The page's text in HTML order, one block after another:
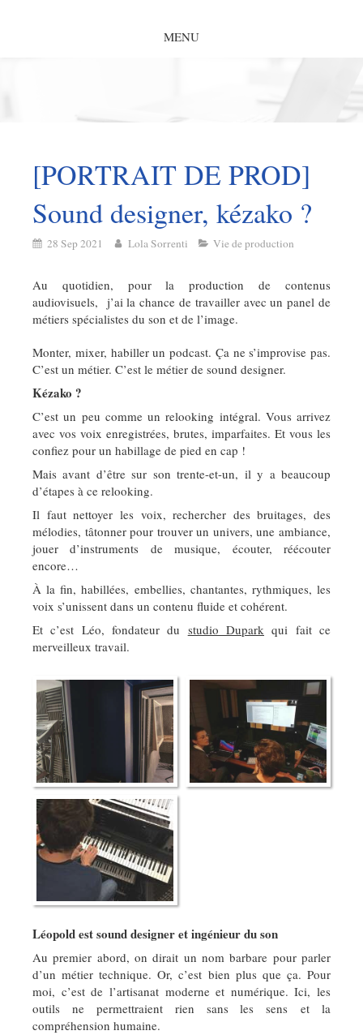
MENU
[PORTRAIT DE PROD]
Sound designer, kézako ?
28 Sep 2021 Lola Sorrenti Vie de production
Au quotidien, pour la production de contenus
audiovisuels, j’ai la chance de travailler avec un panel de
métiers spécialistes du son et de l’image.
Monter, mixer, habiller un podcast. Ça ne s’improvise pas.
C’est un métier. C’est le métier de sound designer.
Kézako ?
C’est un peu comme un relooking intégral. Vous arrivez
avec vos voix enregistrées, brutes, imparfaites. Et vous les
confiez pour un habillage de pied en cap !
Mais avant d’être sur son trente-et-un, il y a beaucoup
d’étapes à ce relooking.
Il faut nettoyer les voix, rechercher des bruitages, des
mélodies, tâtonner pour trouver un univers, une ambiance,
jouer d’instruments de musique, écouter, réécouter
encore…
À la fin, habillées, embellies, chantantes, rythmiques, les
voix s’unissent dans un contenu fluide et cohérent.
Et c’est Léo, fondateur du studio Dupark qui fait ce
merveilleux travail.
Léopold est sound designer et ingénieur du son
Au premier abord, on dirait un nom barbare pour parler
d’un métier technique. Or, c’est bien plus que ça. Pour
moi, c’est de l’artisanat moderne et numérique. Ici, les
outils ne permettraient rien sans les sens et la
compréhension humaine.